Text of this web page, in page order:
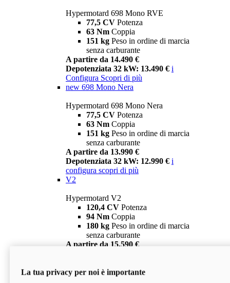
Hypermotard 698 Mono RVE
77,5 CV Potenza
63 Nm Coppia
151 kg Peso in ordine di marcia
senza carburante
A partire da 14.490 €
Depotenziata 32 kW: 13.490 € i
Configura Scopri di più
new 698 Mono Nera
Hypermotard 698 Mono Nera
77,5 CV Potenza
63 Nm Coppia
151 kg Peso in ordine di marcia
senza carburante
A partire da 13.990 €
Depotenziata 32 kW: 12.990 € i
configura scopri di più
V2
Hypermotard V2
120,4 CV Potenza
94 Nm Coppia
180 kg Peso in ordine di marcia
senza carburante
A partire da 15.590 €
V2 SP
La tua privacy per noi è importante